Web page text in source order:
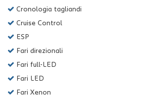
Cronologia tagliandi
Cruise Control
ESP
Fari direzionali
Fari full-LED
Fari LED
Fari Xenon